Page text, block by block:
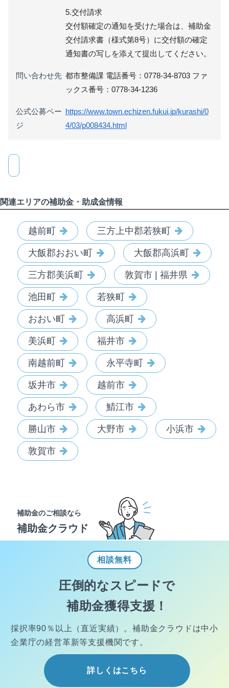
5.交付請求
交付額確定の通知を受けた場合は、補助金
交付請求書（様式第8号）に交付額の確定
通知書の写しを添えて提出してください。
問い合わせ先 都市整備課 電話番号：0778-34-8703 ファ
ックス番号：0778-34-1236
公式公募ペー
ジ
https://www.town.echizen.fukui.jp/kurashi/0
4/03/p008434.html
関連エリアの補助金・助成金情報
越前町 三方上中郡若狭町
大飯郡おおい町 大飯郡高浜町
三方郡美浜町 敦賀市 | 福井県
池田町 若狭町
おおい町 高浜町
美浜町 福井市
南越前町 永平寺町
坂井市 越前市
あわら市 鯖江市
勝山市 大野市 小浜市
敦賀市
補助金のご相談なら
補助金クラウド
相談無料
圧倒的なスピードで
補助金獲得支援！
採択率90％以上（直近実績）。 補助金クラウドは中小
企業庁の経営革新等支援機関です。
詳しくはこちら